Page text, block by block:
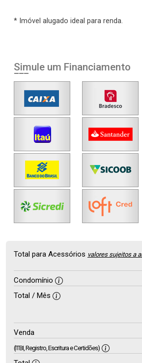
* Imóvel alugado ideal para renda.
Simule um Financiamento
Total para Acessórios valores sujeitos a
Condomínio
Total / Mês
Venda
(ITBI, Registro, Escritura e Certidões)